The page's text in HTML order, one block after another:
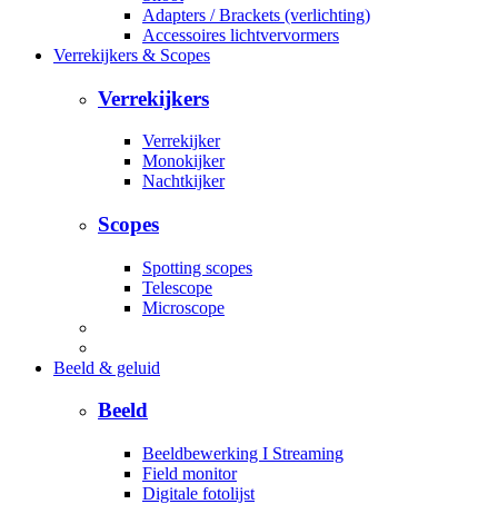
Adapters / Brackets (verlichting)
Accessoires lichtvervormers
Verrekijkers & Scopes
Verrekijkers
Verrekijker
Monokijker
Nachtkijker
Scopes
Spotting scopes
Telescope
Microscope
Beeld & geluid
Beeld
Beeldbewerking I Streaming
Field monitor
Digitale fotolijst